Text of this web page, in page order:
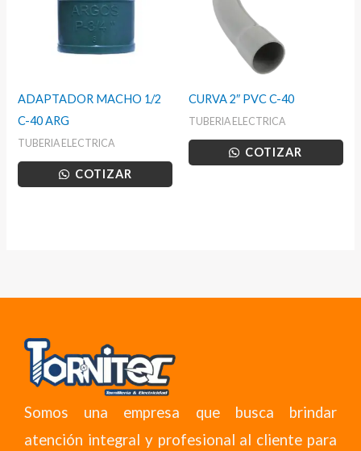
ADAPTADOR MACHO 1/2
C-40 ARG
TUBERIA ELECTRICA
COTIZAR
CURVA 2″ PVC C-40
TUBERIA ELECTRICA
COTIZAR
Somos una empresa que busca brindar
atención integral y profesional al cliente para